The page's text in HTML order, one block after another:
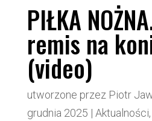
PIŁKA
remis na
(video)
utworzone przez Piotr
grudnia 2025 | Aktualności,